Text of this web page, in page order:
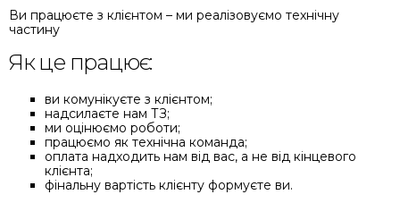
Ви працюєте з клієнтом – ми реалізовуємо технічну
частину
Як це працює:
ви комунікуєте з клієнтом;
надсилаєте нам ТЗ;
ми оцінюємо роботи;
працюємо як технічна команда;
оплата надходить нам від вас, а не від кінцевого
клієнта;
фінальну вартість клієнту формуєте ви.